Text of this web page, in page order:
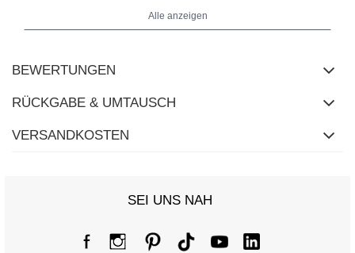
Alle anzeigen
BEWERTUNGEN
RÜCKGABE & UMTAUSCH
VERSANDKOSTEN
SEI UNS NAH